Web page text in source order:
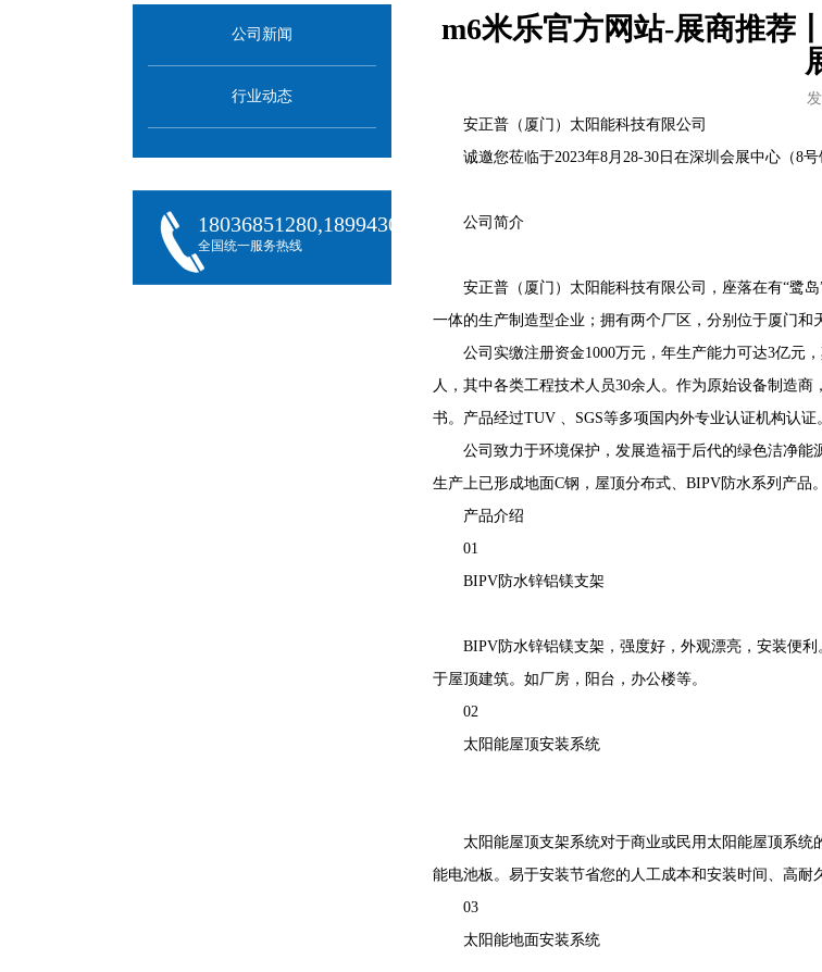
公司新闻
行业动态
18036851280,18994301288,18068407382
全国统一服务热线
m6米乐官方网站-展商推
安正普（厦门）太阳能科技有限公司
诚邀您莅临于2023年8月28-30日在深圳会展中心（8
公司简介
安正普（厦门）太阳能科技有限公司，座落在有“鹭
一体的生产制造型企业；拥有两个厂区，分别位于厦门和
公司实缴注册资金1000万元，年生产能力可达3亿元
人，其中各类工程技术人员30余人。作为原始设备制造商
书。产品经过TUV 、SGS等多项国内外专业认证机构认证
公司致力于环境保护，发展造福于后代的绿色洁净
生产上已形成地面C钢，屋顶分布式、BIPV防水系列产品。
产品介绍
01
BIPV防水锌铝镁支架
BIPV防水锌铝镁支架，强度好，外观漂亮，安装便
于屋顶建筑。如厂房，阳台，办公楼等。
02
太阳能屋顶安装系统
太阳能屋顶支架系统对于商业或民用太阳能屋顶系
能电池板。易于安装节省您的人工成本和安装时间、高耐
03
太阳能地面安装系统